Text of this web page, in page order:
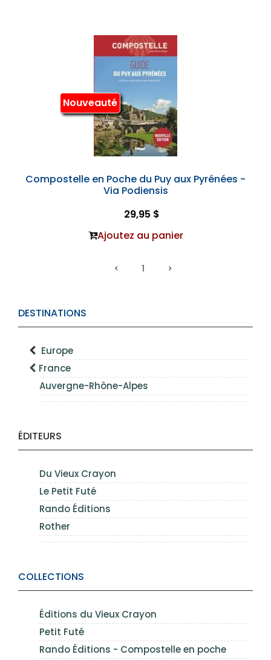
DESTINATIONS
Europe
France
Auvergne-Rhône-Alpes
ÉDITEURS
Du Vieux Crayon
Le Petit Futé
Rando Éditions
Rother
COLLECTIONS
Éditions du Vieux Crayon
Petit Futé
Rando Éditions - Compostelle en poche
Nouveauté
Compostelle en Poche du Puy aux Pyrénées -
Via Podiensis
29,95 $
Ajoutez au panier
1